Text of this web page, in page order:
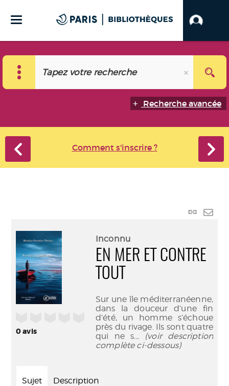
Recherche avancée
Comment s'inscrire ?
Lien
0avis
Inconnu
EN MER ET CONTRE
TOUT
Sur une île méditerranéenne,
dans la douceur d’une fin
d’été, un homme s’échoue
près du rivage. Ils sont quatre
qui ne s... (voir description
complète ci-dessous)
Sujet Description